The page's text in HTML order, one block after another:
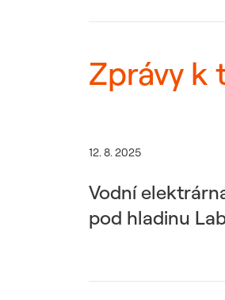
Zprávy k
12. 8. 2025
Vodní
pod hladinu